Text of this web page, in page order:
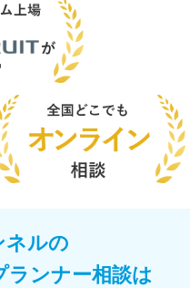
ネルの
ランナー相談は